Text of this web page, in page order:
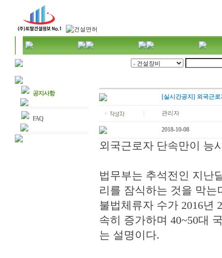
공지사항
FAQ
[실시간공지] 외국근
관리자
2018-10-08
외국근로자 단속만이 능
법무부는 추석전인 지난
리를 잠식하는 것을 막는
불법체류자 수가 2016년
속히 증가하며 40~50대
는 설명이다.